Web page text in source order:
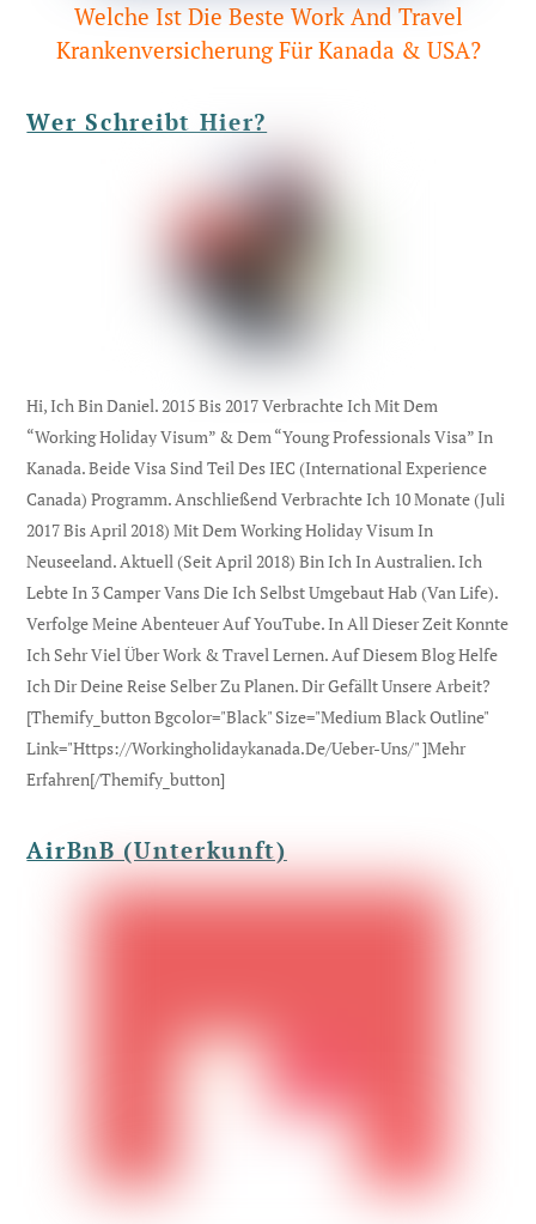
Welche Ist Die Beste Work And Travel
Krankenversicherung Für Kanada & USA?
Wer Schreibt Hier?
Hi, Ich Bin Daniel. 2015 Bis 2017 Verbrachte Ich Mit Dem
“Working Holiday Visum” & Dem “Young Professionals Visa” In
Kanada. Beide Visa Sind Teil Des IEC (international Experience
Canada) Programm. Anschließend Verbrachte Ich 10 Monate (Juli
2017 Bis April 2018) Mit Dem Working Holiday Visum In
Neuseeland. Aktuell (seit April 2018) Bin Ich In Australien. Ich
Lebte In 3 Camper Vans Die Ich Selbst Umgebaut Hab (Van Life).
Verfolge Meine Abenteuer Auf YouTube. In All Dieser Zeit Konnte
Ich Sehr Viel Über Work & Travel Lernen. Auf Diesem Blog Helfe
Ich Dir Deine Reise Selber Zu Planen. Dir Gefällt Unsere Arbeit?
[themify_button Bgcolor="black" Size="medium Black Outline"
Link="https://workingholidaykanada.de/ueber-Uns/" ]Mehr
Erfahren[/themify_button]
AirBnB (Unterkunft)